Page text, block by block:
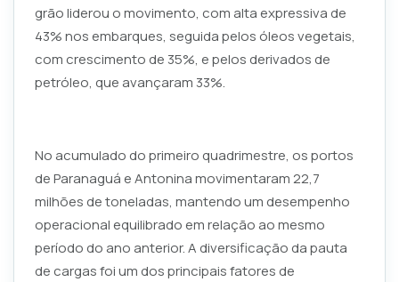
grão liderou o movimento, com alta expressiva de
43% nos embarques, seguida pelos óleos vegetais,
com crescimento de 35%, e pelos derivados de
petróleo, que avançaram 33%.
No acumulado do primeiro quadrimestre, os portos
de Paranaguá e Antonina movimentaram 22,7
milhões de toneladas, mantendo um desempenho
operacional equilibrado em relação ao mesmo
período do ano anterior. A diversificação da pauta
de cargas foi um dos principais fatores de